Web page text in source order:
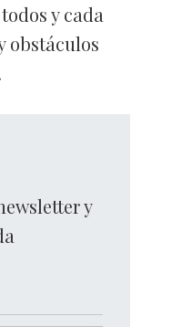
y cada
obstáculos
y